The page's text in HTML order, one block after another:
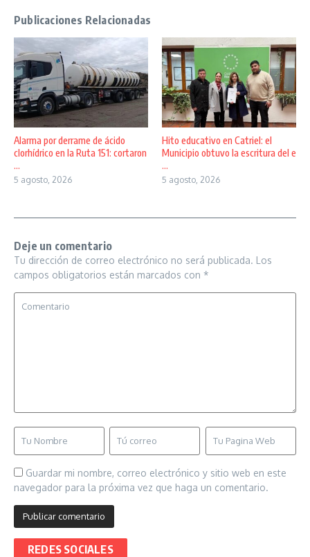
Publicaciones Relacionadas
Alarma por derrame de ácido
clorhídrico en la Ruta 151: cortaron
...
5 agosto, 2026
Hito educativo en Catriel: el
Municipio obtuvo la escritura del e
...
5 agosto, 2026
Deje un comentario
Tu dirección de correo electrónico no será publicada. Los
campos obligatorios están marcados con *
Guardar mi nombre, correo electrónico y sitio web en este
navegador para la próxima vez que haga un comentario.
REDES SOCIALES